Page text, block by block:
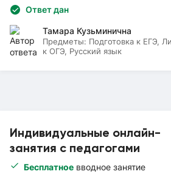
Индивидуальные онлайн-
занятия с педагогами
Бесплатное вводное занятие
Ответ дан
Тамара Кузьминична
Предметы: Подготовка к ЕГЭ,
к ОГЭ, Русский язык